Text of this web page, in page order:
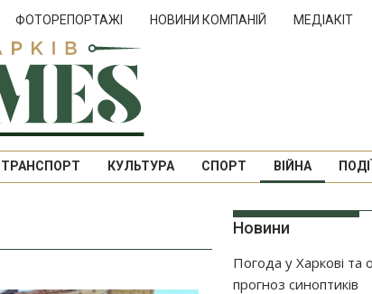
ФОТОРЕПОРТАЖІ НОВИНИ КОМПАНІЙ МЕДІАКІТ
ТРАНСПОРТ КУЛЬТУРА СПОРТ ВІЙНА
Новини
Погода у Харкові та
прогноз синоптиків